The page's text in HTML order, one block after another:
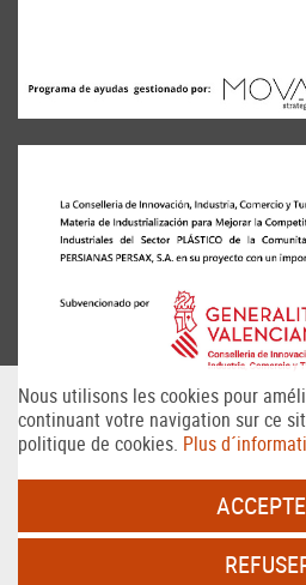
Nous utilisons les cookies pour
continuant votre navigation sur ce
politique de cookies. Plus